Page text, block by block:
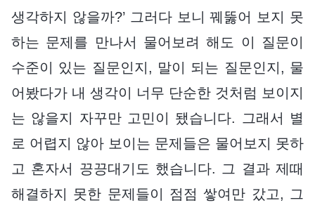
생각하지 않을까?’ 그러다 보니 꿰뚫어 보지 못
하는 문제를 만나서 물어보려 해도 이 질문이
수준이 있는 질문인지, 말이 되는 질문인지, 물
어봤다가 내 생각이 너무 단순한 것처럼 보이지
는 않을지 자꾸만 고민이 됐습니다. 그래서 별
로 어렵지 않아 보이는 문제들은 물어보지 못하
고 혼자서 끙끙대기도 했습니다. 그 결과 제때
해결하지 못한 문제들이 점점 쌓여만 갔고, 그